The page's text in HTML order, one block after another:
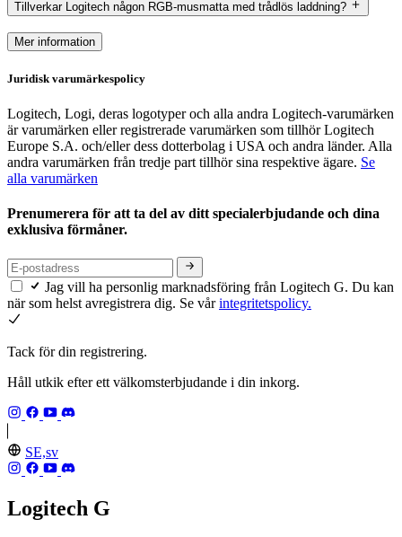
Tillverkar Logitech någon RGB-musmatta med trådlös laddning?
Mer information
Juridisk varumärkespolicy
Logitech, Logi, deras logotyper och alla andra Logitech-varumärken
är varumärken eller registrerade varumärken som tillhör Logitech
Europe S.A. och/eller dess dotterbolag i USA och andra länder. Alla
andra varumärken från tredje part tillhör sina respektive ägare. Se
alla varumärken
Prenumerera för att ta del av ditt specialerbjudande och dina
exklusiva förmåner.
Jag vill ha personlig marknadsföring från Logitech G. Du kan
när som helst avregistrera dig. Se vårintegritetspolicy.
Tack för din registrering.
Håll utkik efter ett välkomsterbjudande i din inkorg.
SE,sv
Logitech G